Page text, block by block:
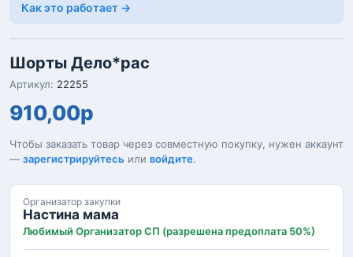
Как это работает →
Шорты Дело*рас
Артикул: 22255
910,00р
Чтобы заказать товар через совместную покупку, нужен аккаунт
— зарегистрируйтесь или войдите.
Организатор закупки
Настина мама
Любимый Организатор СП (разрешена предоплата 50%)